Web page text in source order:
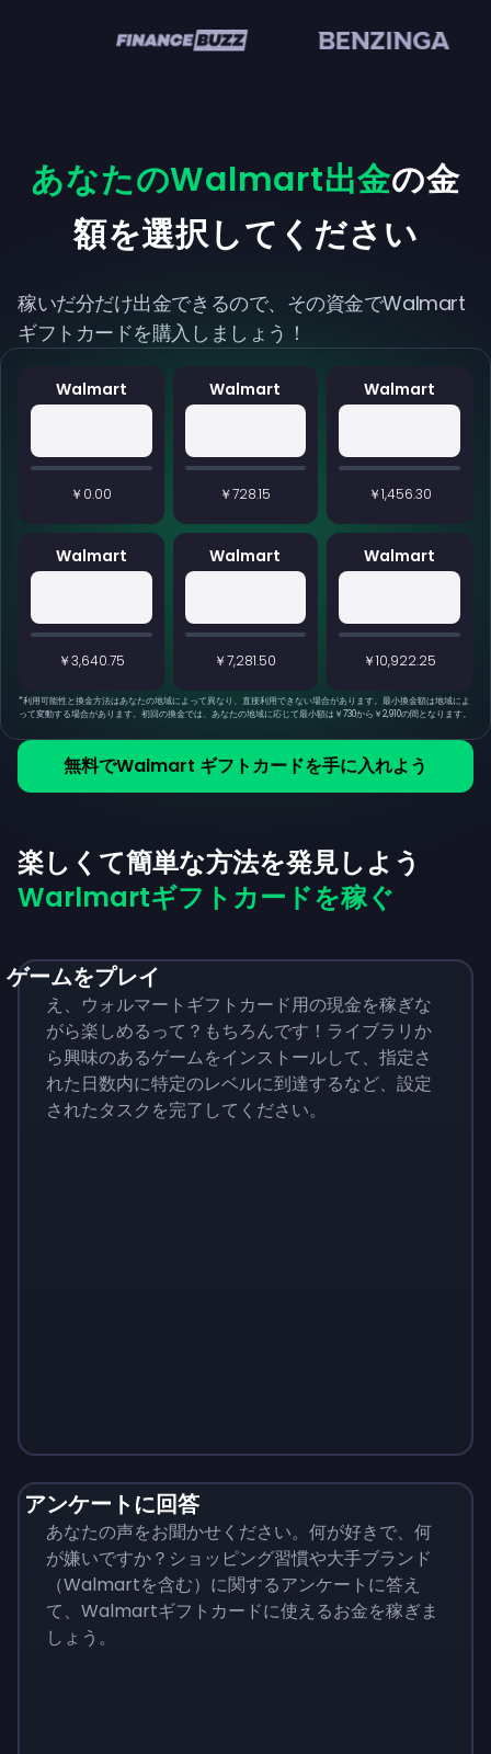
無料でWalmart ギフトカードを手に入れよう
Walmart
￥0.00
Walmart
￥728.15
Walmart
￥1,456.30
Walmart
￥3,640.75
Walmart
￥7,281.50
Walmart
￥10,922.25
*利用可能性と換金方法はあなたの地域によって異なり、直接利用できない場合があります。最小換金額は地域によ
って変動する場合があります。初回の換金では、あなたの地域に応じて最小額は￥730から￥2,910の間となります。
あなたのWalmart出金の金
額を選択してください
稼いだ分だけ出金できるので、その資金でWalmart
ギフトカードを購入しましょう！
楽しくて簡単な方法を発見しよう
Warlmartギフトカードを稼ぐ
ゲームをプレイ
え、ウォルマートギフトカード用の現金を稼ぎな
がら楽しめるって？もちろんです！ライブラリか
ら興味のあるゲームをインストールして、指定さ
れた日数内に特定のレベルに到達するなど、設定
されたタスクを完了してください。
アンケートに回答
あなたの声をお聞かせください。何が好きで、何
が嫌いですか？ショッピング習慣や大手ブランド
（Walmartを含む）に関するアンケートに答え
て、Walmartギフトカードに使えるお金を稼ぎま
しょう。